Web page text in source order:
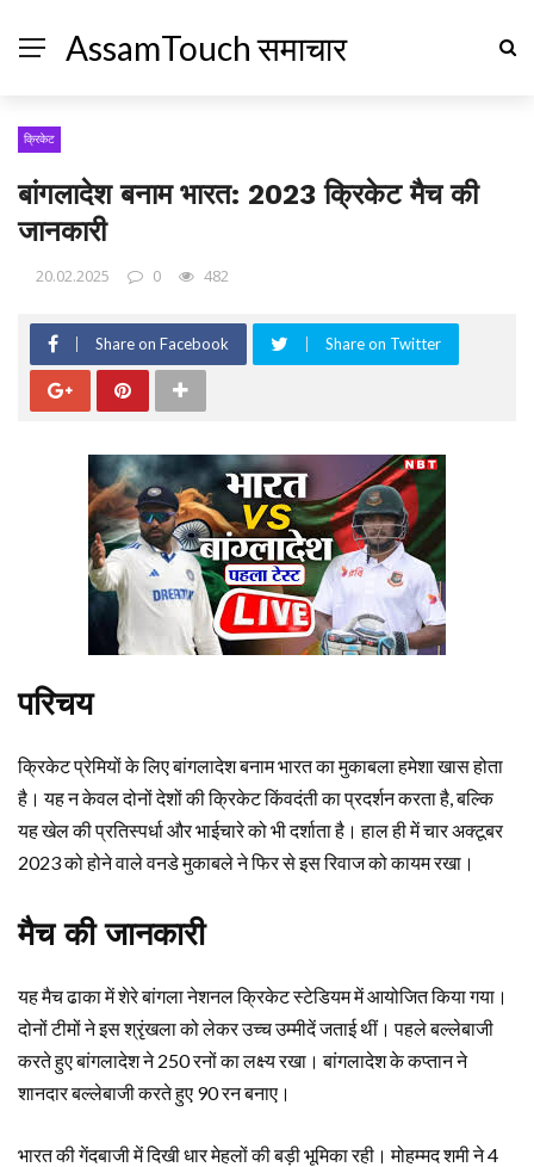
AssamTouch समाचार
क्रिकेट
बांगलादेश बनाम भारत: 2023 क्रिकेट मैच की
जानकारी
20.02.2025 0 482
Share on Facebook Share on Twitter
परिचय
क्रिकेट प्रेमियों के लिए बांगलादेश बनाम भारत का मुकाबला हमेशा खास होता
है। यह न केवल दोनों देशों की क्रिकेट किंवदंती का प्रदर्शन करता है, बल्कि
यह खेल की प्रतिस्पर्धा और भाईचारे को भी दर्शाता है। हाल ही में चार अक्टूबर
2023 को होने वाले वनडे मुकाबले ने फिर से इस रिवाज को कायम रखा।
मैच की जानकारी
यह मैच ढाका में शेरे बांगला नेशनल क्रिकेट स्टेडियम में आयोजित किया गया।
दोनों टीमों ने इस श्रृंखला को लेकर उच्च उम्मीदें जताई थीं। पहले बल्लेबाजी
करते हुए बांगलादेश ने 250 रनों का लक्ष्य रखा। बांगलादेश के कप्तान ने
शानदार बल्लेबाजी करते हुए 90 रन बनाए।
भारत की गेंदबाजी में दिखी धार मेहलों की बड़ी भूमिका रही। मोहम्मद शमी ने 4